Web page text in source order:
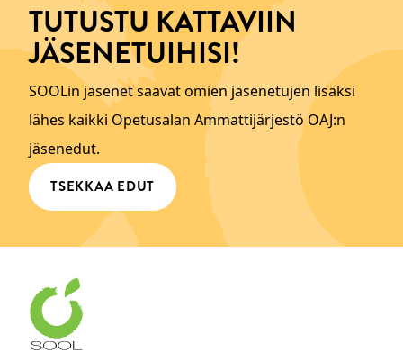
TUTUSTU KATTAVIIN
JÄSENETUIHISI!
SOOLin jäsenet saavat omien jäsenetujen lisäksi
lähes kaikki Opetusalan Ammattijärjestö OAJ:n
jäsenedut.
TSEKKAA EDUT